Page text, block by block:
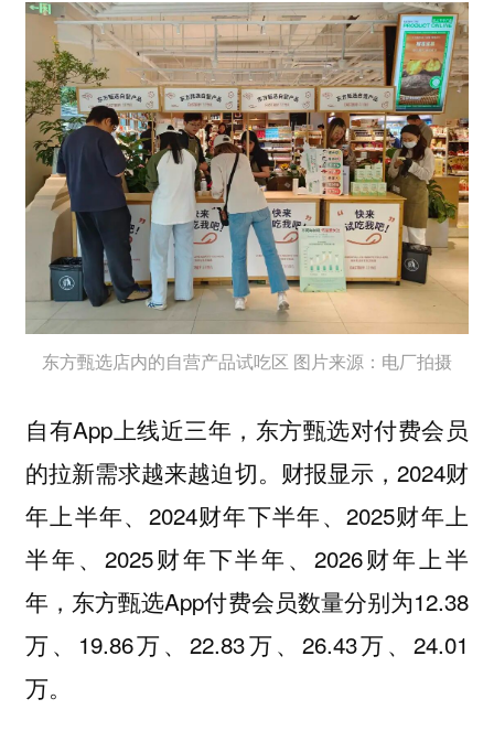
东方甄选店内的自营产品试吃区 图片来源：电厂拍摄
自有App上线近三年，东方甄选对付费会员
的拉新需求越来越迫切。财报显示，2024财
年上半年、2024财年下半年、2025财年上
半年、2025财年下半年、2026财年上半
年，东方甄选App付费会员数量分别为12.38
万、19.86万、22.83万、26.43万、24.01
万。